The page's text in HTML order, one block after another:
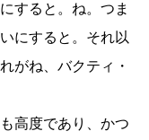
すると。ね。つま
にすると。それ以
がね、バクティ・
高度であり、かつ